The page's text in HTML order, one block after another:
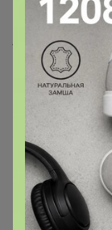
699р
SCHOTTIS
белый90x190 см
Приглашаю